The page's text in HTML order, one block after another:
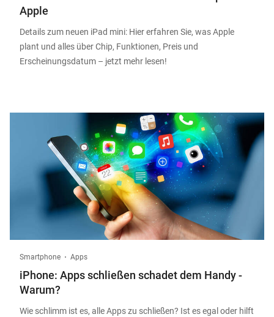
Apple
Details zum neuen iPad mini: Hier erfahren Sie, was Apple
plant und alles über Chip, Funktionen, Preis und
Erscheinungsdatum – jetzt mehr lesen!
Smartphone Apps
iPhone: Apps schließen schadet dem Handy -
Warum?
Wie schlimm ist es, alle Apps zu schließen? Ist es egal oder hilft